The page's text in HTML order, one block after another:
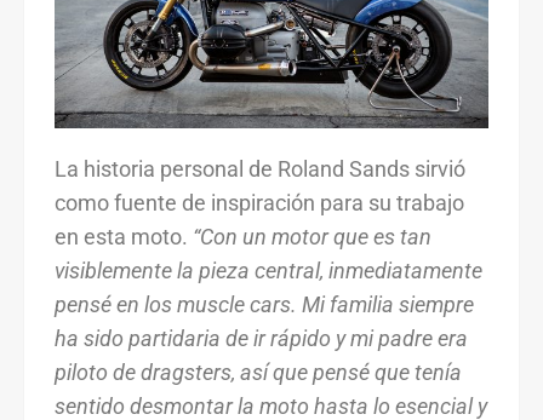
La historia personal de Roland Sands sirvió
como fuente de inspiración para su trabajo
en esta moto. “Con un motor que es tan
visiblemente la pieza central, inmediatamente
pensé en los muscle cars. Mi familia siempre
ha sido partidaria de ir rápido y mi padre era
piloto de dragsters, así que pensé que tenía
sentido desmontar la moto hasta lo esencial y